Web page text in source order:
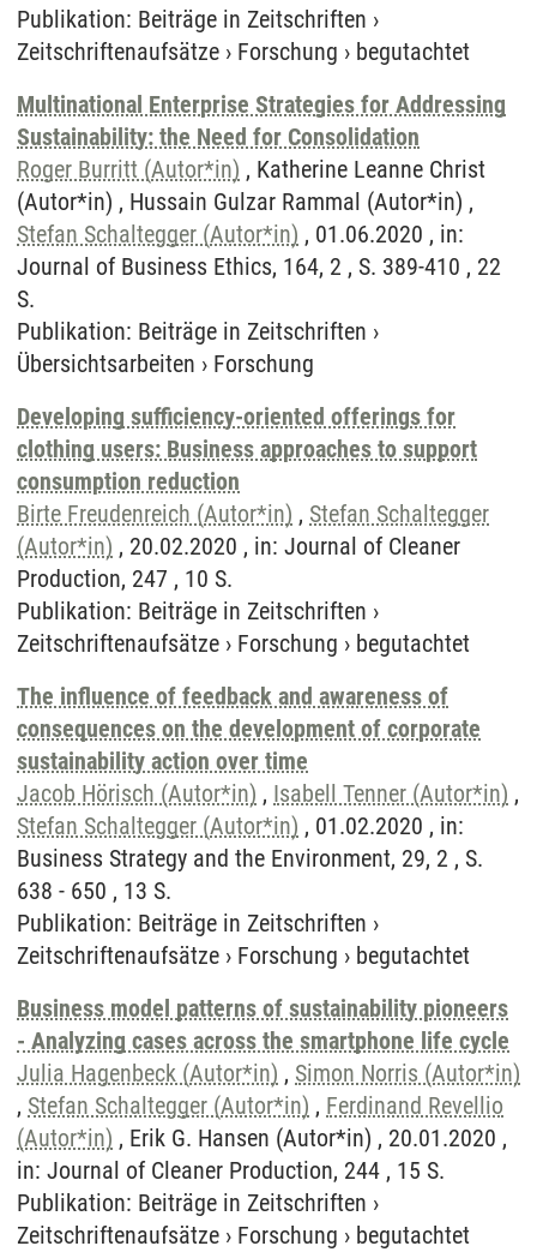
Publikation: Beiträge in Zeitschriften ›
Zeitschriftenaufsätze › Forschung › begutachtet
Multinational Enterprise Strategies for Addressing
Sustainability: the Need for Consolidation
Roger Burritt (Autor*in) , Katherine Leanne Christ
(Autor*in) , Hussain Gulzar Rammal (Autor*in) ,
Stefan Schaltegger (Autor*in) , 01.06.2020 , in:
Journal of Business Ethics, 164, 2 , S. 389-410 , 22
S.
Publikation: Beiträge in Zeitschriften ›
Übersichtsarbeiten › Forschung
Developing sufficiency-oriented offerings for
clothing users: Business approaches to support
consumption reduction
Birte Freudenreich (Autor*in) , Stefan Schaltegger
(Autor*in) , 20.02.2020 , in: Journal of Cleaner
Production, 247 , 10 S.
Publikation: Beiträge in Zeitschriften ›
Zeitschriftenaufsätze › Forschung › begutachtet
The influence of feedback and awareness of
consequences on the development of corporate
sustainability action over time
Jacob Hörisch (Autor*in) , Isabell Tenner (Autor*in) ,
Stefan Schaltegger (Autor*in) , 01.02.2020 , in:
Business Strategy and the Environment, 29, 2 , S.
638 - 650 , 13 S.
Publikation: Beiträge in Zeitschriften ›
Zeitschriftenaufsätze › Forschung › begutachtet
Business model patterns of sustainability pioneers
- Analyzing cases across the smartphone life cycle
Julia Hagenbeck (Autor*in) , Simon Norris (Autor*in)
, Stefan Schaltegger (Autor*in) , Ferdinand Revellio
(Autor*in) , Erik G. Hansen (Autor*in) , 20.01.2020 ,
in: Journal of Cleaner Production, 244 , 15 S.
Publikation: Beiträge in Zeitschriften ›
Zeitschriftenaufsätze › Forschung › begutachtet